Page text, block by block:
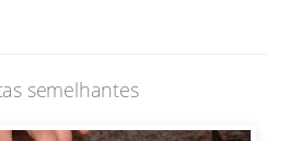
semelhantes